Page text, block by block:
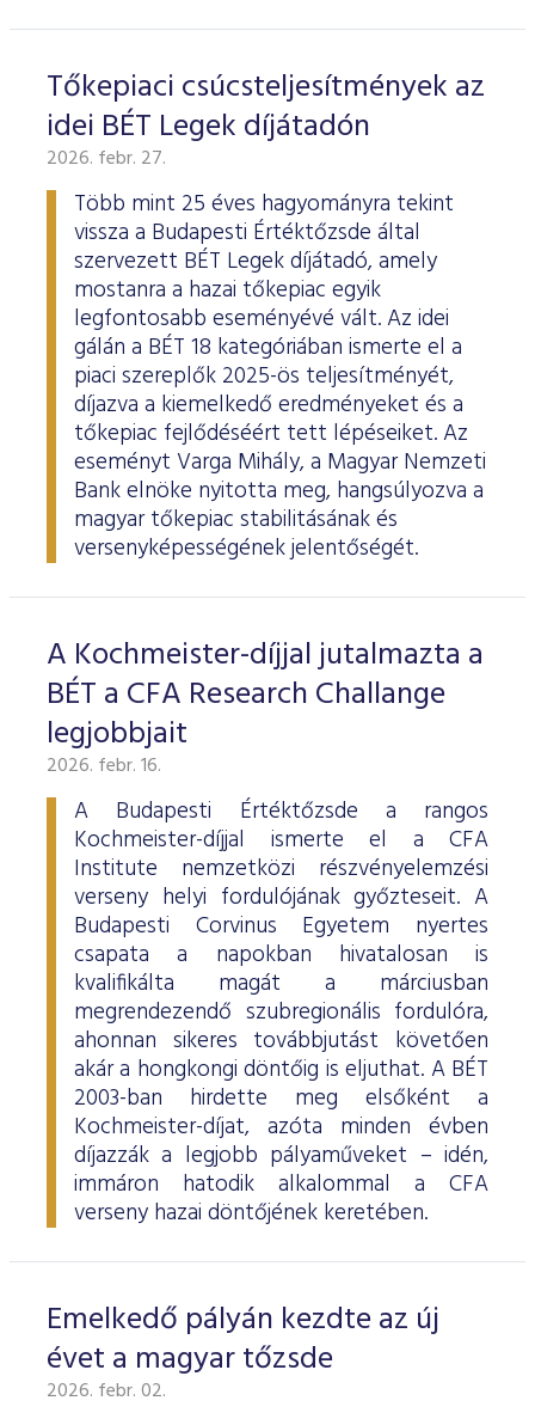
Tőkepiaci csúcsteljesítmények az
idei BÉT Legek díjátadón
2026. febr. 27.
Több mint 25 éves hagyományra tekint
vissza a Budapesti Értéktőzsde által
szervezett BÉT Legek díjátadó, amely
mostanra a hazai tőkepiac egyik
legfontosabb eseményévé vált. Az idei
gálán a BÉT 18 kategóriában ismerte el a
piaci szereplők 2025-ös teljesítményét,
díjazva a kiemelkedő eredményeket és a
tőkepiac fejlődéséért tett lépéseiket. Az
eseményt Varga Mihály, a Magyar Nemzeti
Bank elnöke nyitotta meg, hangsúlyozva a
magyar tőkepiac stabilitásának és
versenyképességének jelentőségét.
A Kochmeister-díjjal jutalmazta a
BÉT a CFA Research Challange
legjobbjait
2026. febr. 16.
A Budapesti Értéktőzsde a rangos
Kochmeister-díjjal ismerte el a CFA
Institute nemzetközi részvényelemzési
verseny helyi fordulójának győzteseit. A
Budapesti Corvinus Egyetem nyertes
csapata a napokban hivatalosan is
kvalifikálta magát a márciusban
megrendezendő szubregionális fordulóra,
ahonnan sikeres továbbjutást követően
akár a hongkongi döntőig is eljuthat. A BÉT
2003-ban hirdette meg elsőként a
Kochmeister-díjat, azóta minden évben
díjazzák a legjobb pályaműveket – idén,
immáron hatodik alkalommal a CFA
verseny hazai döntőjének keretében.
Emelkedő pályán kezdte az új
évet a magyar tőzsde
2026. febr. 02.